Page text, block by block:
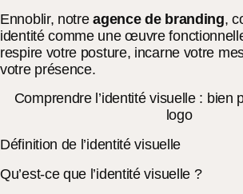
Ennoblir, notreagence de branding,
identité comme une œuvre
respire votre posture, incarne votre
votre présence.
Comprendre l’identité visuelle : bien
logo
Définition de l’identité visuelle
Qu’est-ce que l’identité visuelle ?